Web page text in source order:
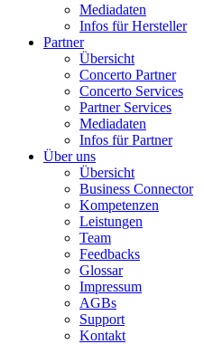
Mediadaten
Infos für Hersteller
Partner
Übersicht
Concerto Partner
Concerto Services
Partner Services
Mediadaten
Infos für Partner
Über uns
Übersicht
Business Connector
Kompetenzen
Leistungen
Team
Feedbacks
Glossar
Impressum
AGBs
Support
Kontakt